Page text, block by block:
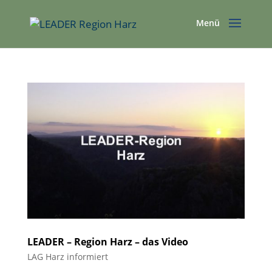
LEADER – Region Harz – das Video
LAG Harz informiert